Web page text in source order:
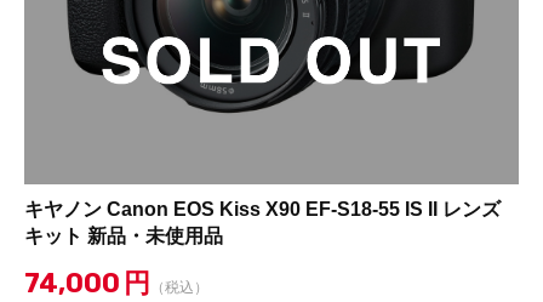
キヤノン Canon EOS Kiss X90 EF-S18-55 IS II レンズ
キット 新品・未使用品
74,000 円 （税込）